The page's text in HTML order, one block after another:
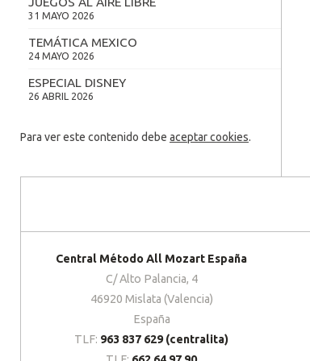
31 MAYO 2026
TEMÁTICA MEXICO
24 MAYO 2026
ESPECIAL DISNEY
26 ABRIL 2026
Para ver este contenido debe aceptar cookies.
Central Método All Mozart España
C/ Alto Palancia, 4
46920 Mislata (Valencia)
España
TLF: 963 837 629 (centralita)